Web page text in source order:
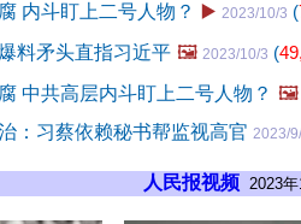
内斗盯上二号人物？ ▶️ 2023/10/3 (
料矛头直指习近平 🖼️ 2023/10/3 (
中共高层内斗盯上二号人物？ 🖼️
：习蔡依赖秘书帮监视高官 2023/
人民报视频 2023年